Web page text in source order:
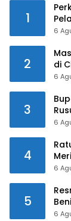
1
6
2
di
6
3
6
4
6
5
6